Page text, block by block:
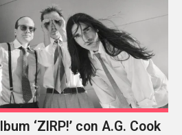
‘ZIRP!’ con A.G. Cook